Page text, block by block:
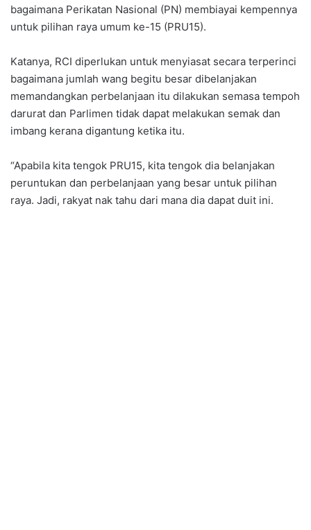
bagaimana Perikatan Nasional (PN) membiayai kempennya
untuk pilihan raya umum ke-15 (PRU15).
Katanya, RCI diperlukan untuk menyiasat secara terperinci
bagaimana jumlah wang begitu besar dibelanjakan
memandangkan perbelanjaan itu dilakukan semasa tempoh
darurat dan Parlimen tidak dapat melakukan semak dan
imbang kerana digantung ketika itu.
“Apabila kita tengok PRU15, kita tengok dia belanjakan
peruntukan dan perbelanjaan yang besar untuk pilihan
raya. Jadi, rakyat nak tahu dari mana dia dapat duit ini.